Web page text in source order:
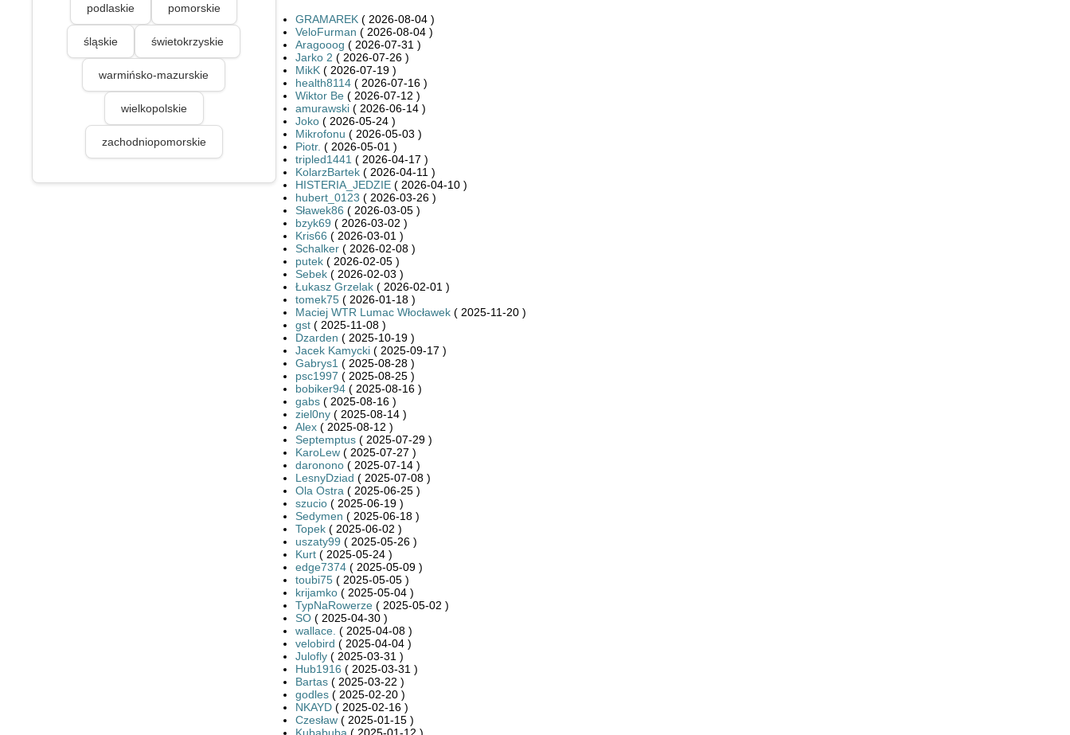
podlaskie pomorskie
śląskie świetokrzyskie
warmińsko-mazurskie
wielkopolskie
zachodniopomorskie
GRAMAREK( 2026-08-04 )
VeloFurman ( 2026-08-04 )
Aragooog ( 2026-07-31 )
Jarko 2 ( 2026-07-26 )
MikK( 2026-07-19 )
health8114( 2026-07-16 )
Wiktor Be( 2026-07-12 )
amurawski( 2026-06-14 )
Joko( 2026-05-24 )
Mikrofonu ( 2026-05-03 )
Piotr. ( 2026-05-01 )
tripled1441 ( 2026-04-17 )
KolarzBartek( 2026-04-11 )
HISTERIA_JEDZIE( 2026-04-10 )
hubert_0123 ( 2026-03-26 )
Sławek86 ( 2026-03-05 )
bzyk69 ( 2026-03-02 )
Kris66 ( 2026-03-01 )
Schalker( 2026-02-08 )
putek( 2026-02-05 )
Sebek( 2026-02-03 )
Łukasz Grzelak( 2026-02-01 )
tomek75( 2026-01-18 )
Maciej WTR Lumac Włocławek( 2025-11-20 )
gst( 2025-11-08 )
Dzarden ( 2025-10-19 )
Jacek Kamycki( 2025-09-17 )
Gabrys1 ( 2025-08-28 )
psc1997 ( 2025-08-25 )
bobiker94( 2025-08-16 )
gabs( 2025-08-16 )
ziel0ny( 2025-08-14 )
Alex( 2025-08-12 )
Septemptus( 2025-07-29 )
KaroLew( 2025-07-27 )
daronono( 2025-07-14 )
LesnyDziad ( 2025-07-08 )
Ola Ostra ( 2025-06-25 )
szucio( 2025-06-19 )
Sedymen ( 2025-06-18 )
Topek( 2025-06-02 )
uszaty99 ( 2025-05-26 )
Kurt( 2025-05-24 )
edge7374( 2025-05-09 )
toubi75( 2025-05-05 )
krijamko( 2025-05-04 )
TypNaRowerze( 2025-05-02 )
SO( 2025-04-30 )
wallace. ( 2025-04-08 )
velobird ( 2025-04-04 )
Julofly ( 2025-03-31 )
Hub1916 ( 2025-03-31 )
Bartas( 2025-03-22 )
godles( 2025-02-20 )
NKAYD( 2025-02-16 )
Czesław( 2025-01-15 )
Kubabuba ( 2025-01-12 )